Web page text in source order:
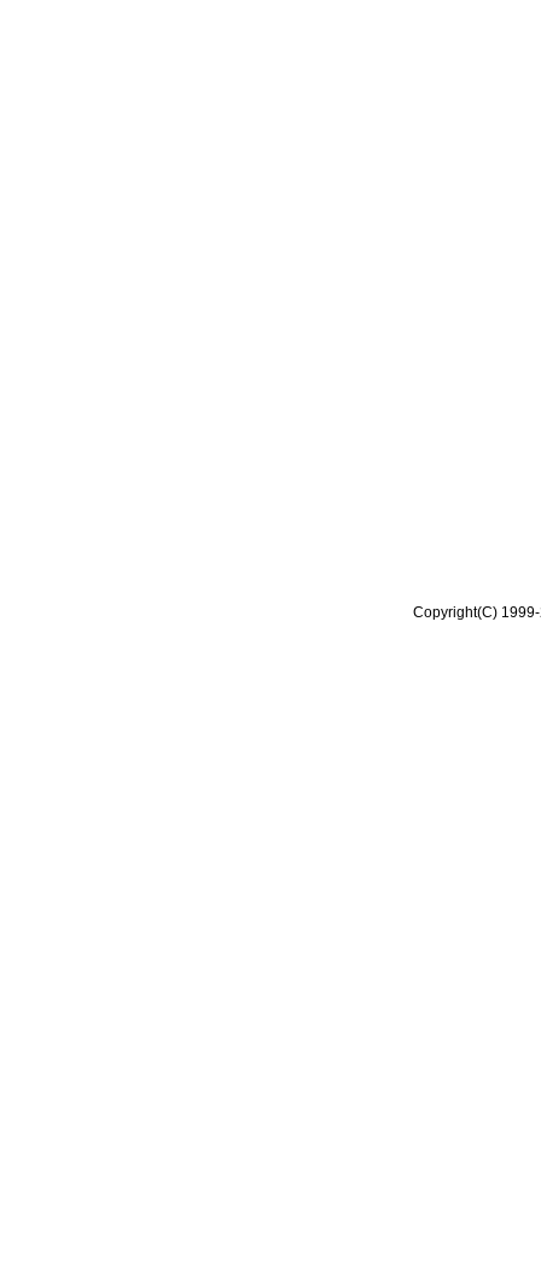
Copyright(C)